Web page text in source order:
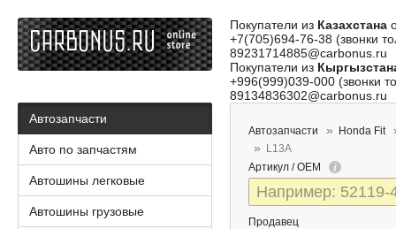
Покупатели из Казахстана
+7(705)694-76-38 (звонки
89231714885@carbonus.ru
Покупатели из
+996(999)039-000 (звонки
89134836302@carbonus.ru
Автозапчасти
Honda Fit
L13A
Артикул / OEM
Продавец
Автозапчасти
Авто по запчастям
Автошины легковые
Автошины грузовые